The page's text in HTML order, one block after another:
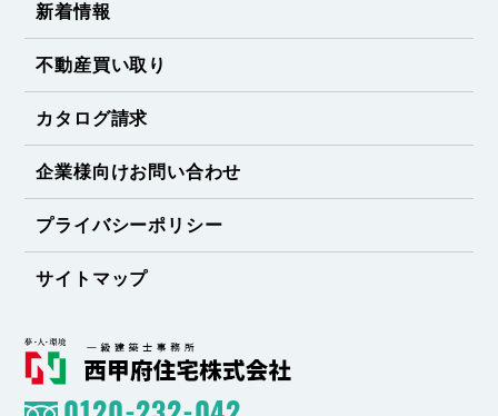
新着情報
不動産買い取り
カタログ請求
企業様向けお問い合わせ
プライバシーポリシー
サイトマップ